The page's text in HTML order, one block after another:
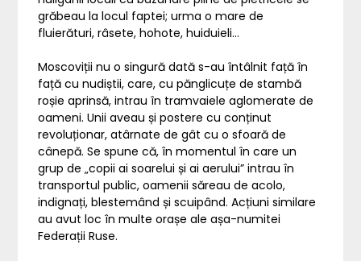
grăbeau la locul faptei; urma o mare de
fluierături, râsete, hohote, huiduieli…
Moscoviții nu o singură dată s-au întâlnit față în
față cu nudiștii, care, cu pănglicuțe de stambă
roșie aprinsă, intrau în tramvaiele aglomerate de
oameni. Unii aveau și postere cu conținut
revoluționar, atârnate de gât cu o sfoară de
cânepă. Se spune că, în momentul în care un
grup de „copii ai soarelui și ai aerului” intrau în
transportul public, oamenii săreau de acolo,
indignați, blestemând și scuipând. Acțiuni similare
au avut loc în multe orașe ale așa-numitei
Federații Ruse.